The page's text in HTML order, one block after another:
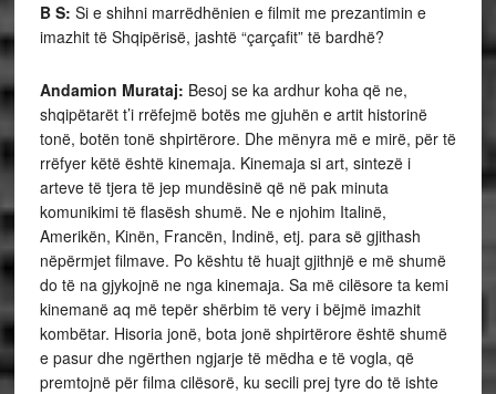
B S: Si e shihni marrëdhënien e filmit me prezantimin e
imazhit të Shqipërisë, jashtë “çarçafit” të bardhë?
Andamion Murataj: Besoj se ka ardhur koha që ne,
shqipëtarët t’i rrëfejmë botës me gjuhën e artit historinë
tonë, botën tonë shpirtërore. Dhe mënyra më e mirë, për të
rrëfyer këtë është kinemaja. Kinemaja si art, sintezë i
arteve të tjera të jep mundësinë që në pak minuta
komunikimi të flasësh shumë. Ne e njohim Italinë,
Amerikën, Kinën, Francën, Indinë, etj. para së gjithash
nëpërmjet filmave. Po kështu të huajt gjithnjë e më shumë
do të na gjykojnë ne nga kinemaja. Sa më cilësore ta kemi
kinemanë aq më tepër shërbim të very i bëjmë imazhit
kombëtar. Hisoria jonë, bota jonë shpirtërore është shumë
e pasur dhe ngërthen ngjarje të mëdha e të vogla, që
premtojnë për filma cilësorë, ku secili prej tyre do të ishte